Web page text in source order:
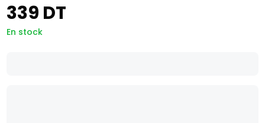
339 DT
En stock